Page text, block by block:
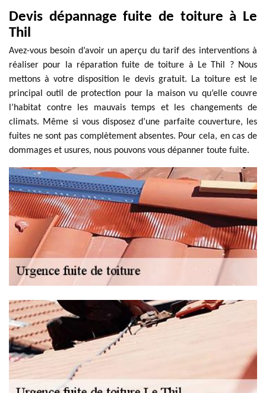
Devis dépannage fuite de toiture à Le
Thil
Avez-vous besoin d’avoir un aperçu du tarif des interventions à
réaliser pour la réparation fuite de toiture à Le Thil ? Nous
mettons à votre disposition le devis gratuit. La toiture est le
principal outil de protection pour la maison vu qu’elle couvre
l’habitat contre les mauvais temps et les changements de
climats. Même si vous disposez d’une parfaite couverture, les
fuites ne sont pas complètement absentes. Pour cela, en cas de
dommages et usures, nous pouvons vous dépanner toute fuite.